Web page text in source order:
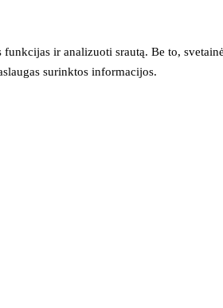
ir analizuoti srautą. Be to,
surinktos informacijos.